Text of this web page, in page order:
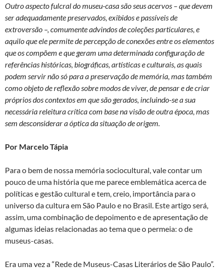
to
d
o
n
e
b
o
o
k
at
s
A
p
p
nt
Outro aspecto fulcral do museu-casa são seus acervos – que devem
ser adequadamente preservados, exibidos e passíveis de
extroversão –, comumente advindos de coleções particulares, e
aquilo que ele permite de percepção de conexões entre os elementos
que os compõem e que geram uma determinada configuração de
referências históricas, biográficas, artísticas e culturais, as quais
podem servir não só para a preservação de memória, mas também
como objeto de reflexão sobre modos de viver, de pensar e de criar
próprios dos contextos em que são gerados, incluindo-se a sua
necessária releitura crítica com base na visão de outra época, mas
sem desconsiderar a óptica da situação de origem.
Por Marcelo Tápia
Para o bem de nossa memória sociocultural, vale contar um
pouco de uma história que me parece emblemática acerca de
políticas e gestão cultural e tem, creio, importância para o
universo da cultura em São Paulo e no Brasil. Este artigo será,
assim, uma combinação de depoimento e de apresentação de
algumas ideias relacionadas ao tema que o permeia: o de
museus-casas.
Era uma vez a “Rede de Museus-Casas Literários de São Paulo”.